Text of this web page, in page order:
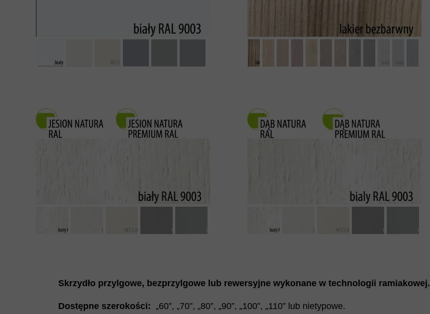
Skrzydło przylgowe, bezprzylgowe lub rewersyjne wykonane w technologii ramiakowej.
Dostępne szerokości: „60”, „70”, „80”, „90”, „100”, „110” lub nietypowe.